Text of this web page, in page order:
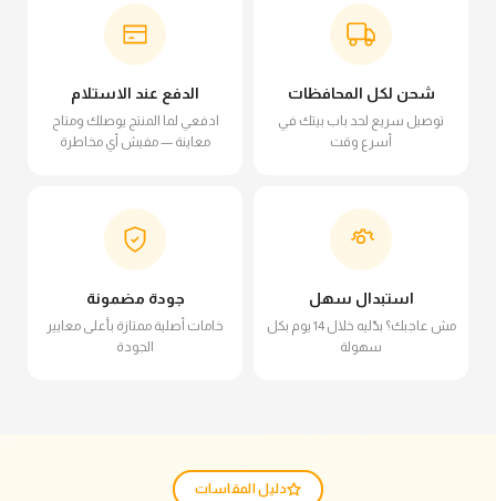
شحن لكل المحافظات
توصيل سريع لحد باب بيتك في
أسرع وقت
الدفع عند الاستلام
ادفعي لما المنتج يوصلك ومتاح
معاينة — مفيش أي مخاطرة
استبدال سهل
مش عاجبك؟ بدّليه خلال 14 يوم بكل
سهولة
جودة مضمونة
خامات أصلية ممتازة بأعلى معايير
الجودة
دليل المقاسات